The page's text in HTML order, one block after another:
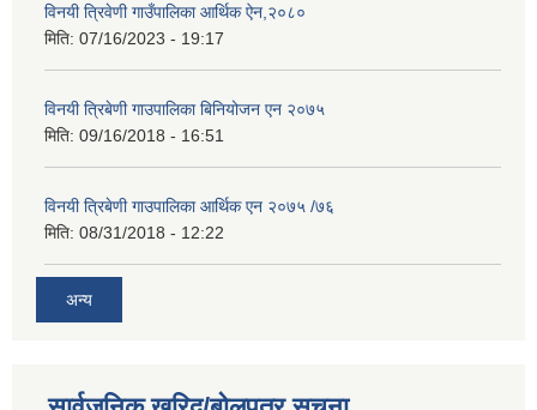
विनयी त्रिवेणी गाउँपालिका आर्थिक ऐन,२०८०
मिति: 07/16/2023 - 19:17
विनयी त्रिबेणी गाउपालिका बिनियोजन एन २०७५
मिति: 09/16/2018 - 16:51
विनयी त्रिबेणी गाउपालिका आर्थिक एन २०७५ /७६
मिति: 08/31/2018 - 12:22
अन्य